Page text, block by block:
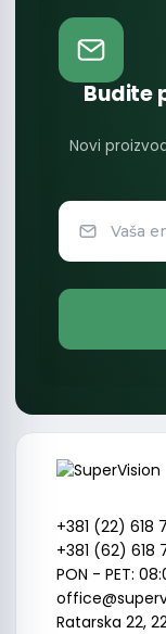
Budite
Novi
+381 (22) 618
+381 (62) 618
PON - PET:
Ratarska 22,